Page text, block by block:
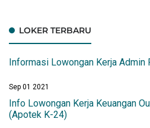
LOKER TERBARU
Informasi Lowongan Kerja Admin
Sep 01 2021
Info Lowongan Kerja Keuangan
(Apotek K-24)